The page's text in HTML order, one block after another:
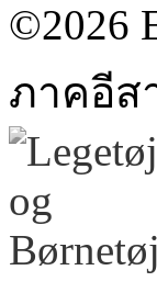
©2026
ภาคอีส